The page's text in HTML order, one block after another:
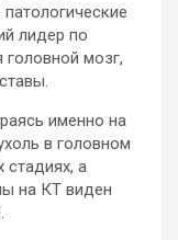
лидер по
головной мозг,
именно на
в головном
а
на КТ виден